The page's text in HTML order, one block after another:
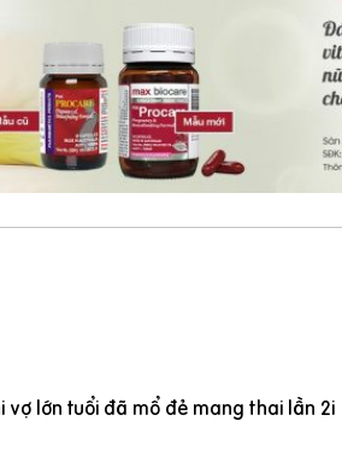
vợ lớn tuổi đã mổ đẻ mang thai lần 2i